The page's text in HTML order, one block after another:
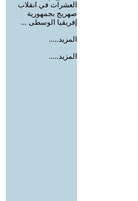
العشرات في انقلاب
صهريج بجمهورية
إفريقيا الوسطى ...
المزيد.....
المزيد.....